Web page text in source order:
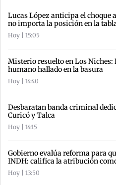
Lucas López anticipa el choque
no importa la posición en la
Hoy | 15:05
Misterio resuelto en Los Niches:
humano hallado en la basura
Hoy | 14:40
Desbaratan banda criminal
Curicó y Talca
Hoy | 14:15
Gobierno evalúa reforma para
INDH: califica la atribución
Hoy | 13:50